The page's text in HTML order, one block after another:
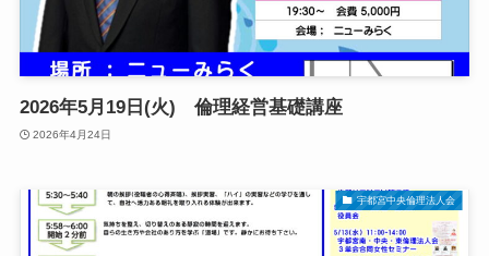
2026年5月19日(火) 倫理経営基礎講座
2026年4月24日
宇都宮中央倫理法人会